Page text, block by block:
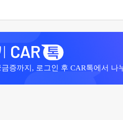
증까지, 로그인 후 CAR톡에서 나